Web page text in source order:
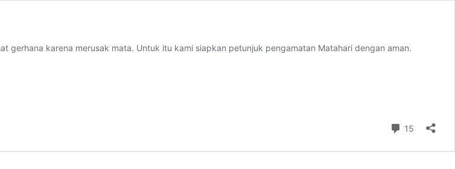
gerhana karena merusak mata. Untuk itu kami siapkan petunjuk pengamatan Matahari dengan aman.
15 Komentar